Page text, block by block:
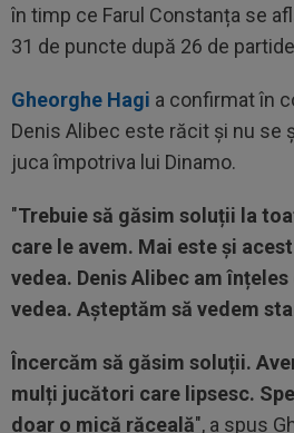
în timp ce Farul Constanța se
31 de puncte după 26 de
Gheorghe Hagi a confirmat în
Denis Alibec este răcit și nu se
juca împotriva lui Dinamo.
"Trebuie să găsim soluții la
care le avem. Mai este și
vedea. Denis Alibec am
vedea. Așteptăm să vedem
Încercăm să găsim soluții.
mulți jucători care lipsesc.
doar o mică răceală", a spus